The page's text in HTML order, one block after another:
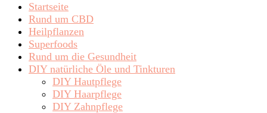
Startseite
Rund um CBD
Heilpflanzen
Superfoods
Rund um die Gesundheit
DIY natürliche Öle und Tinkturen
DIY Hautpflege
DIY Haarpflege
DIY Zahnpflege